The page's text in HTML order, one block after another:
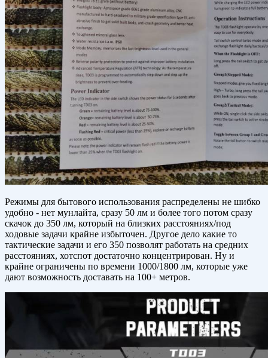
Режимы для бытового использования распределены не шибко
удобно - нет мунлайта, сразу 50 лм и более того потом сразу
скачок до 350 лм, который на близких расстояниях/под
ходовые задачи крайне избыточен. Другое дело какие то
тактические задачи и его 350 позволят работать на средних
расстояниях, хотспот достаточно концентрирован. Ну и
крайне ограничены по времени 1000/1800 лм, которые уже
дают возможность доставать на 100+ метров.